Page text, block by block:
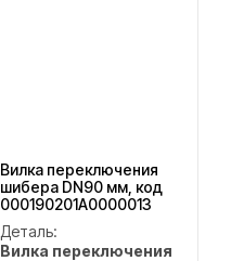
Вилка переключения
шибера DN90 мм, код
000190201A0000013
Деталь:
Вилка переключения